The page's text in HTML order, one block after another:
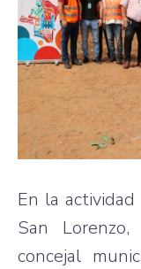
En la
San
concejal